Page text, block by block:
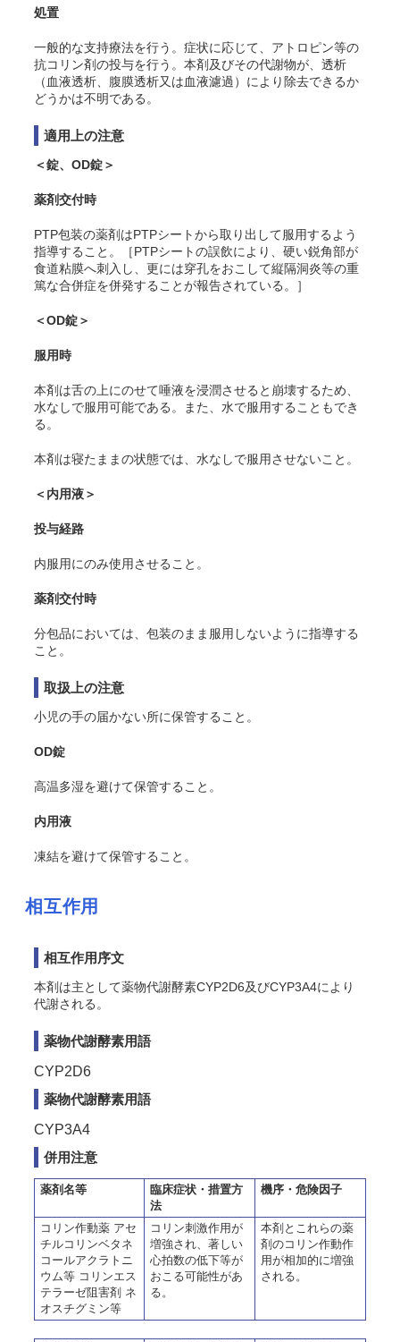
処置
一般的な支持療法を行う。症状に応じて、アトロピン等の
抗コリン剤の投与を行う。本剤及びその代謝物が、透析
（血液透析、腹膜透析又は血液濾過）により除去できるか
どうかは不明である。
適用上の注意
＜錠、OD錠＞
薬剤交付時
PTP包装の薬剤はPTPシートから取り出して服用するよう
指導すること。［PTPシートの誤飲により、硬い鋭角部が
食道粘膜へ刺入し、更には穿孔をおこして縦隔洞炎等の重
篤な合併症を併発することが報告されている。］
＜OD錠＞
服用時
本剤は舌の上にのせて唾液を浸潤させると崩壊するため、
水なしで服用可能である。また、水で服用することもでき
る。
本剤は寝たままの状態では、水なしで服用させないこと。
＜内用液＞
投与経路
内服用にのみ使用させること。
薬剤交付時
分包品においては、包装のまま服用しないように指導する
こと。
取扱上の注意
小児の手の届かない所に保管すること。
OD錠
高温多湿を避けて保管すること。
内用液
凍結を避けて保管すること。
相互作用
相互作用序文
本剤は主として薬物代謝酵素CYP2D6及びCYP3A4により
代謝される。
薬物代謝酵素用語
CYP2D6
薬物代謝酵素用語
CYP3A4
併用注意
薬剤名等
臨床症状・措置方
法
機序・危険因子
コリン作動薬 アセ
チルコリンベタネ
コールアクラトニ
ウム等 コリンエス
テラーゼ阻害剤 ネ
オスチグミン等
コリン刺激作用が
増強され、著しい
心拍数の低下等が
おこる可能性があ
る。
本剤とこれらの薬
剤のコリン作動作
用が相加的に増強
される。